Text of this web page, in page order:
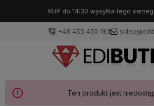
KUP do 14:30 wysyłka tego
+48 455 450 183
Ten produkt jest